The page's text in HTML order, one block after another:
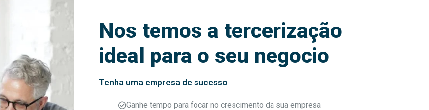
Nos temos a tercerização
ideal para o seu negocio
Tenha uma empresa de sucesso
Ganhe tempo para focar no crescimento da sua empresa